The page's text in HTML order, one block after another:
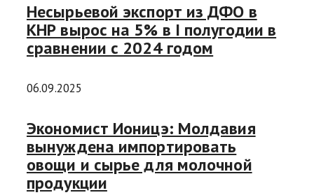
Несырьевой экспорт из ДФО в
КНР вырос на 5% в I полугодии в
сравнении с 2024 годом
06.09.2025
Экономист Ионицэ: Молдавия
вынуждена импортировать
овощи и сырье для молочной
продукции